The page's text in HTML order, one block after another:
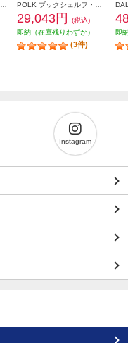
29,043円
(税込)
即納（在庫残りわずか）
(3件)
即
Instagram